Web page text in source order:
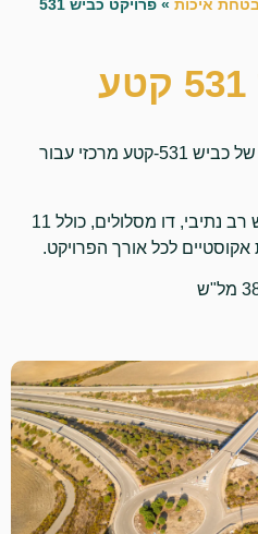
איכות »
פרויקט כביש 531
פרויקט כביש 531 קטע
ניהול הבטחת איכות של כביש 531-קטע מרכזי עבור
סלילת 12 ק"מ כביש רב נתיבי, דו מסלולים, כולל 11
לכל אורך הפרויקט.